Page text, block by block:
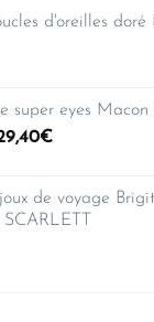
d'oreilles
super eyes
:
€Le
est :
29,40€.
de voyage